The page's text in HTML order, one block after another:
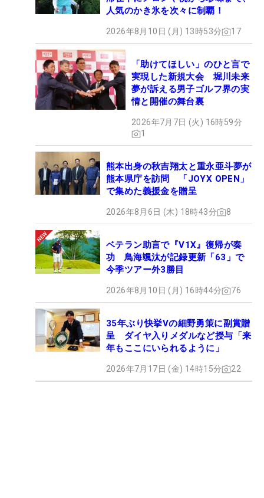
人気のかき氷を次々に制覇！
2026年8月10日 (月) 13時53分 17
「助けてほしい」のひと言で
実現した新規大会 堀川未来
夢が訴える男子ゴルフ界の実
情と開催の舞台裏
2026年7月7日 (火) 16時59分
1
熊本出身の秋吉翔太と重永亜斗夢が
熊本県庁を訪問 「JOYX OPEN」
で集めた義援金を贈呈
2026年8月6日 (木) 18時43分 8
ベテラン助言で『V1X』復帰が奏
功 鳥海颯汰が記録更新「63」で
今季ツアー外3勝目
2026年8月10日 (月) 16時44分 76
35年ぶり快挙Vの細野勇策に副賞贈
呈 ダイヤ入りメダルなど授与「来
年もここにいられるように」
2026年7月17日 (金) 14時15分 22